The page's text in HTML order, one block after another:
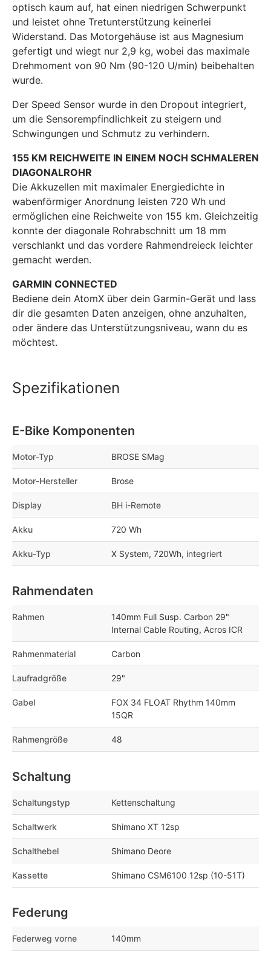
optisch kaum auf, hat einen niedrigen Schwerpunkt
und leistet ohne Tretunterstützung keinerlei
Widerstand. Das Motorgehäuse ist aus Magnesium
gefertigt und wiegt nur 2,9 kg, wobei das maximale
Drehmoment von 90 Nm (90-120 U/min) beibehalten
wurde.
Der Speed Sensor wurde in den Dropout integriert,
um die Sensorempfindlichkeit zu steigern und
Schwingungen und Schmutz zu verhindern.
155 KM REICHWEITE IN EINEM NOCH SCHMALEREN
DIAGONALROHR
Die Akkuzellen mit maximaler Energiedichte in
wabenförmiger Anordnung leisten 720 Wh und
ermöglichen eine Reichweite von 155 km. Gleichzeitig
konnte der diagonale Rohrabschnitt um 18 mm
verschlankt und das vordere Rahmendreieck leichter
gemacht werden.
GARMIN CONNECTED
Bediene dein AtomX über dein Garmin-Gerät und lass
dir die gesamten Daten anzeigen, ohne anzuhalten,
oder ändere das Unterstützungsniveau, wann du es
möchtest.
Spezifikationen
E-Bike Komponenten
Motor-Typ BROSE SMag
Motor-Hersteller Brose
Display BH i-Remote
Akku 720 Wh
Akku-Typ X System, 720Wh, integriert
Rahmendaten
Rahmen
140mm Full Susp. Carbon 29"
Internal Cable Routing, Acros ICR
Rahmenmaterial Carbon
Laufradgröße 29"
Gabel
FOX 34 FLOAT Rhythm 140mm
15QR
Rahmengröße 48
Schaltung
Schaltungstyp Kettenschaltung
Schaltwerk Shimano XT 12sp
Schalthebel Shimano Deore
Kassette Shimano CSM6100 12sp (10-51T)
Federung
Federweg vorne 140mm